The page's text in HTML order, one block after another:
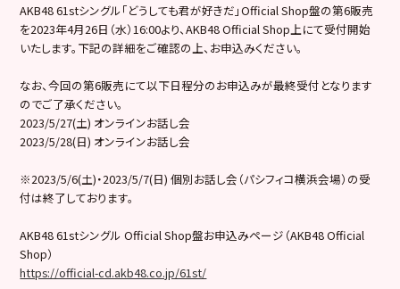
AKB48 61stシングル「どうしても君が好きだ」Official Shop盤の第6販売
を2023年4月26日（水）16:00より、AKB48 Official Shop上にて受付開始
いたします。下記の詳細をご確認の上、お申込みください。
なお、今回の第6販売にて以下日程分のお申込みが最終受付となります
のでご了承ください。
2023/5/27(土) オンラインお話し会
2023/5/28(日) オンラインお話し会
※2023/5/6(土)・2023/5/7(日) 個別お話し会（パシフィコ横浜会場）の受
付は終了しております。
AKB48 61stシングル Official Shop盤お申込みページ（AKB48 Official
Shop）
https://official-cd.akb48.co.jp/61st/